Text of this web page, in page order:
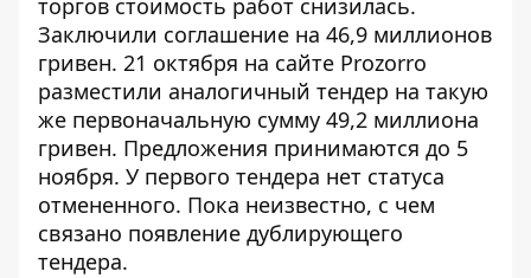
Заключили соглашение на 46,9 миллионов
гривен. 21 октября на сайте Prozorro
разместили аналогичный тендер на такую
​​же первоначальную сумму 49,2 миллиона
гривен. Предложения принимаются до 5
ноября. У первого тендера нет статуса
отмененного. Пока неизвестно, с чем
связано появление дублирующего
тендера.